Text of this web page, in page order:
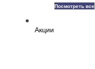
Посмотреть все
Акции